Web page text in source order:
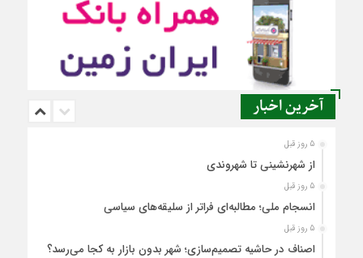
آخرین اخبار
5 روز قبل
از شهرنشینی تا شهروندی
5 روز قبل
انسجام ملی؛ مطالبه‌ای فراتر از سلیقه‌های سیاسی
5 روز قبل
اصناف در حاشیه تصمیم‌سازی؛ شهر بدون بازار به کجا می‌رسد؟